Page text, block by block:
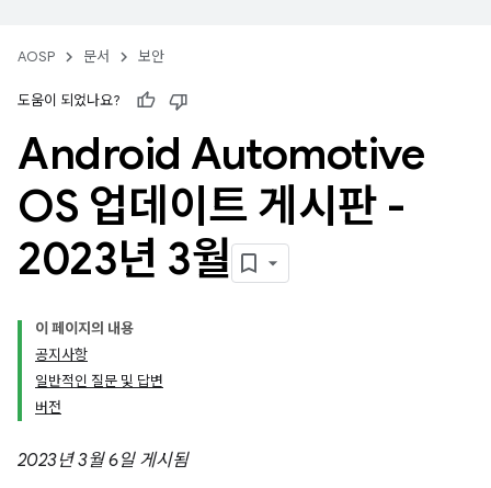
AOSP 문서 보안
도움이 되었나요?
Android Automotive
OS 업데이트 게시판 -
2023년 3월
이 페이지의 내용
공지사항
일반적인 질문 및 답변
버전
2023년 3월 6일 게시됨